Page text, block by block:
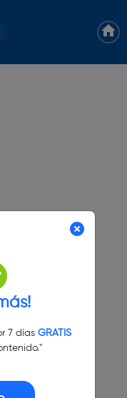
7 días GRATIS